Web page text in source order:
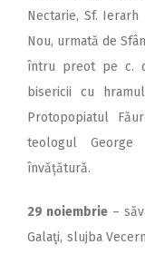
Nectarie, Sf. Ierarh
Nou, urmată de
întru preot pe c.
bisericii cu
Protopopiatul
teologul George
învățătură.
29 noiembrie –
Galaţi, slujba